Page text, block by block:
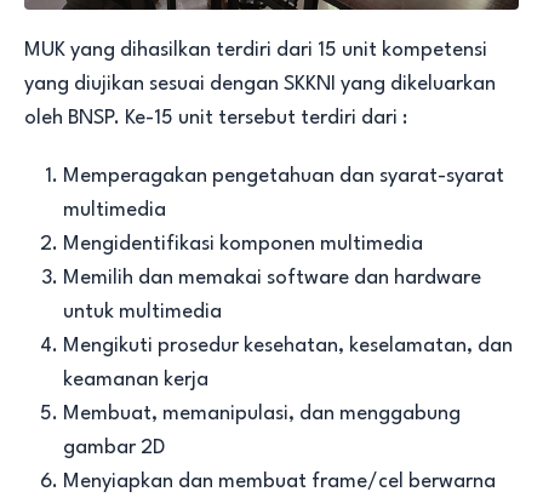
MUK yang dihasilkan terdiri dari 15 unit kompetensi
yang diujikan sesuai dengan SKKNI yang dikeluarkan
oleh BNSP. Ke-15 unit tersebut terdiri dari :
Memperagakan pengetahuan dan syarat-syarat
multimedia
Mengidentifikasi komponen multimedia
Memilih dan memakai software dan hardware
untuk multimedia
Mengikuti prosedur kesehatan, keselamatan, dan
keamanan kerja
Membuat, memanipulasi, dan menggabung
gambar 2D
Menyiapkan dan membuat frame/cel berwarna